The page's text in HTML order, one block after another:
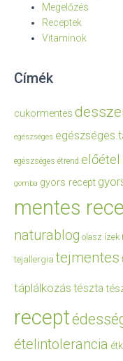
Megelőzés
Receptek
Vitaminok
Címék
cukormentes
egészséges egészséges
egészséges étrend előétel
gomba gyors recept
mentes
naturablog olasz ízek
tejallergia tejmentes
táplálkozás tészta
recept
ételintolerancia